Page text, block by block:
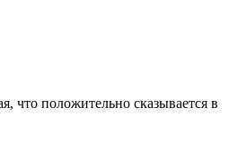
что положительно сказывается в